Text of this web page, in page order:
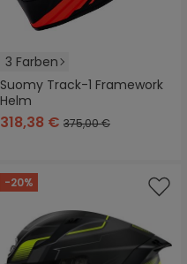
3 Farben
Suomy Track-1 Framework
Helm
318,38 € 375,00 €
-20%